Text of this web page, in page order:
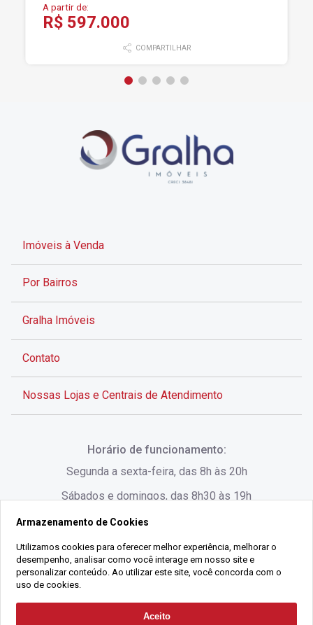
Solicitar Contato
A partir de:
R$ 597.000
COMPARTILHAR
Imóveis à Venda
Por Bairros
Gralha Imóveis
Contato
Nossas Lojas e Centrais de Atendimento
Rua Lauro Linhares, 1080 - Trindade, Florianópolis -
SC
(48) 3220-1045
Horário de funcionamento:
Segunda a sexta-feira, das 8h às 20h
Sábados e domingos, das 8h30 às 19h
2021 Copyright - Gralha Imóveis CRECI 008060/O - Todos os direitos
Armazenamento de Cookies
Utilizamos cookies para oferecer melhor experiência, melhorar o
desempenho, analisar como você interage em nosso site e
personalizar conteúdo. Ao utilizar este site, você concorda com o
uso de cookies.
Aceito